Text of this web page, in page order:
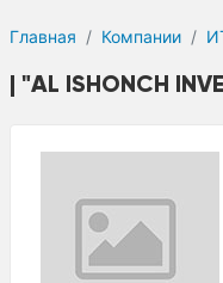
Главная Компании
"AL ISHONCH